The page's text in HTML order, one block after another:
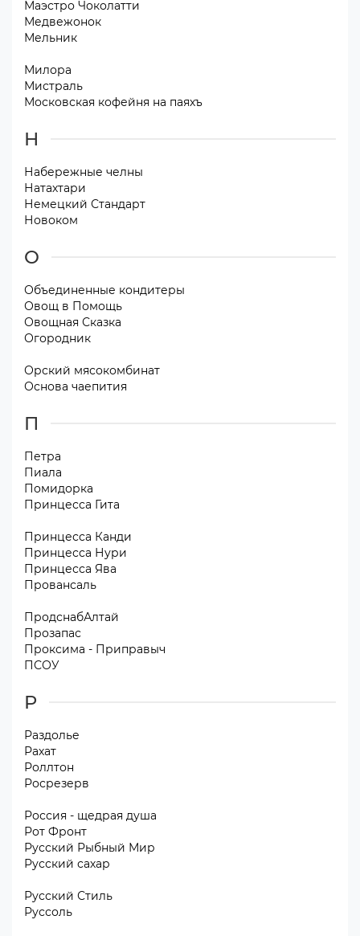
Маэстро Чоколатти
Медвежонок
Мельник
Милора
Мистраль
Московская кофейня на паяхъ
Н
Набережные челны
Натахтари
Немецкий Стандарт
Новоком
О
Объединенные кондитеры
Овощ в Помощь
Овощная Сказка
Огородник
Орский мясокомбинат
Основа чаепития
П
Петра
Пиала
Помидорка
Принцесса Гита
Принцесса Канди
Принцесса Нури
Принцесса Ява
Провансаль
ПродснабАлтай
Прозапас
Проксима - Приправыч
ПСОУ
Р
Раздолье
Рахат
Роллтон
Росрезерв
Россия - щедрая душа
Рот Фронт
Русский Рыбный Мир
Русский сахар
Русский Стиль
Руссоль